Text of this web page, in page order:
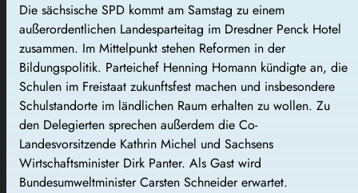
Die sächsische SPD kommt am Samstag zu einem
außerordentlichen Landesparteitag im Dresdner Penck Hotel
zusammen. Im Mittelpunkt stehen Reformen in der
Bildungspolitik. Parteichef Henning Homann kündigte an, die
Schulen im Freistaat zukunftsfest machen und insbesondere
Schulstandorte im ländlichen Raum erhalten zu wollen. Zu
den Delegierten sprechen außerdem die Co-
Landesvorsitzende Kathrin Michel und Sachsens
Wirtschaftsminister Dirk Panter. Als Gast wird
Bundesumweltminister Carsten Schneider erwartet.